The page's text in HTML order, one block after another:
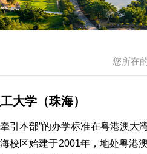
您所在
大学（珠海）
本部”的办学标准在粤港澳大
区始建于2001年，地处粤港